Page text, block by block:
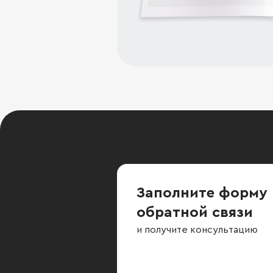
Заполните форму
обратной связи
и получите консультацию